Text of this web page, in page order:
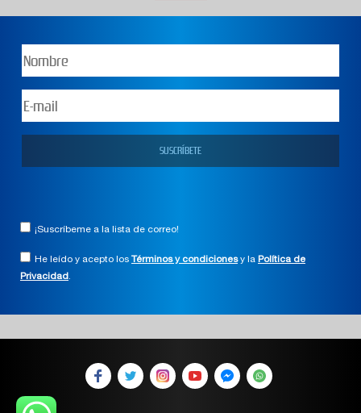
¡Suscríbeme a la lista de correo!
He leído y acepto los Términos y condicionesy la Política de
Privacidad.